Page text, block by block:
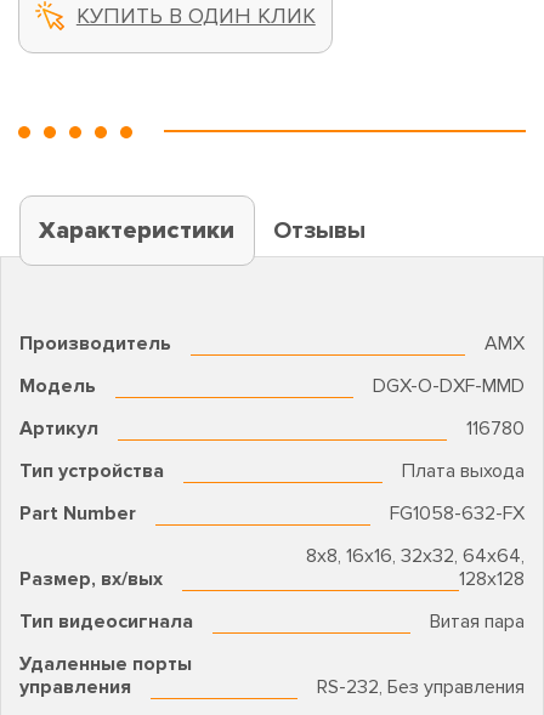
КУПИТЬ В ОДИН КЛИК
Характеристики Отзывы
Производитель
AMX
Модель
DGX-O-DXF-MMD
Артикул
116780
Тип устройства
Плата выхода
Part Number
FG1058-632-FX
Размер, вх/вых
8х8, 16х16, 32х32, 64х64,
128х128
Тип видеосигнала
Витая пара
Удаленные порты
управления
RS-232, Без управления